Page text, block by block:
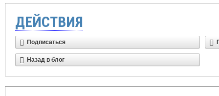
ДЕЙСТВИЯ
Подписаться
Назад в блог